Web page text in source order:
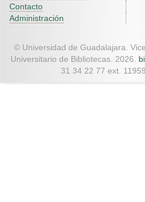
Contacto
Administración
© Universidad de Guadalajara.
Universitario de Bibliotecas. 2026.
31 34 22 77 ext.